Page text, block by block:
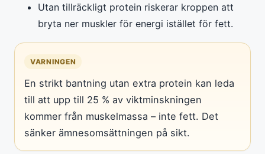
Utan tillräckligt protein riskerar kroppen att
bryta ner muskler för energi istället för fett.
VARNINGEN
En strikt bantning utan extra protein kan leda
till att upp till 25 % av viktminskningen
kommer från muskelmassa – inte fett. Det
sänker ämnesomsättningen på sikt.